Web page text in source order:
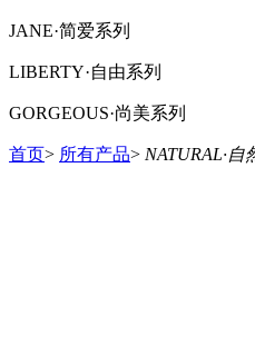
JANE·简爱系列
LIBERTY·自由系列
GORGEOUS·尚美系列
首页> 所有产品> NATURAL·自